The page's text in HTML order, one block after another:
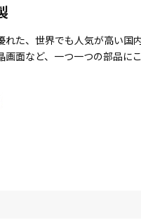
た、世界でも人気が高い
面など、一つ一つの部品に